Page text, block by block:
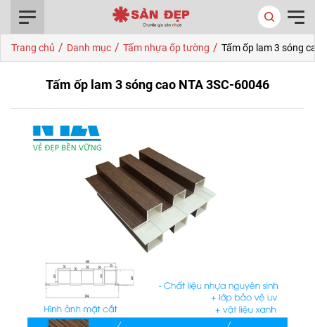
Trang chủ / Danh mục / Tấm nhựa ốp tường / Tấm ốp lam 3 sóng
Tấm ốp lam 3 sóng cao NTA 3SC-60046